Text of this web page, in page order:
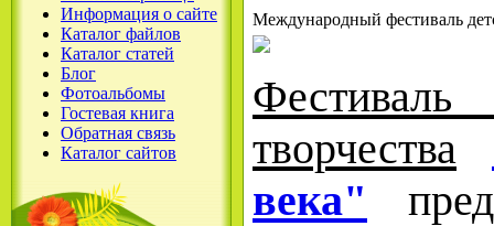
Информация о сайте
Каталог файлов
Каталог статей
Блог
Фотоальбомы
Гостевая книга
Обратная связь
Каталог сайтов
Международный фестиваль
творчества
века"